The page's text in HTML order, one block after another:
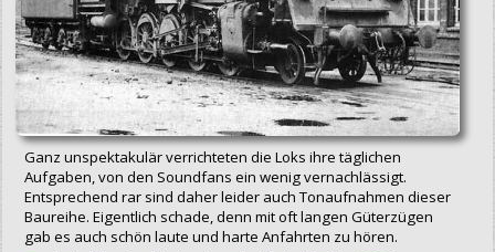
Ganz unspektakulär verrichteten die Loks ihre täglichen
Aufgaben, von den Soundfans ein wenig vernachlässigt.
Entsprechend rar sind daher leider auch Tonaufnahmen dieser
Baureihe. Eigentlich schade, denn mit oft langen Güterzügen
gab es auch schön laute und harte Anfahrten zu hören.